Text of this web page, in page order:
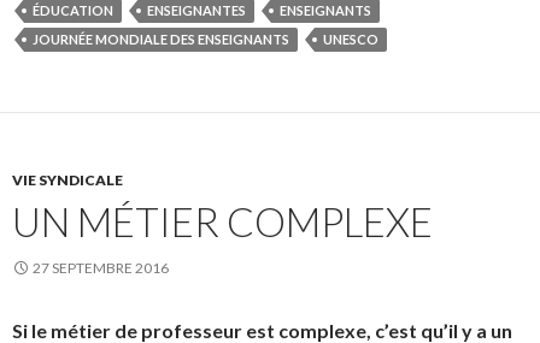
ÉDUCATION ENSEIGNANTES
ENSEIGNANTS
JOURNÉE MONDIALE DES ENSEIGNANTS
UNESCO
VIE SYNDICALE
UN MÉTIER COMPLEXE
27 SEPTEMBRE 2016
Si le métier de professeur est complexe, c’est qu’il y a un